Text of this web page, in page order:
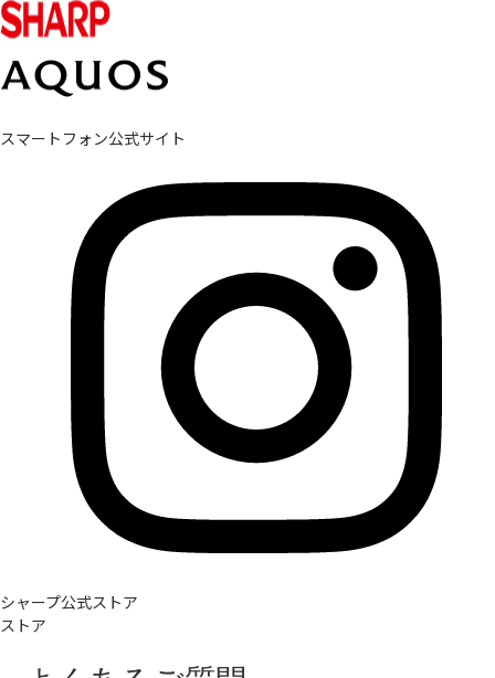
スマートフォン公式サイト
シャープ公式ストア
ストア